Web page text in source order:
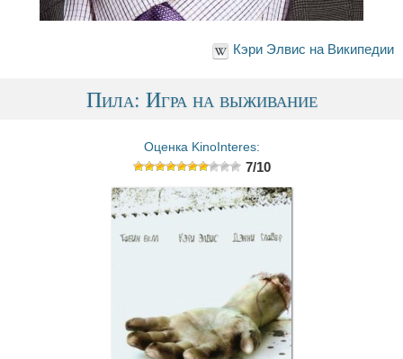
Кэри Элвис на Википедии
Пила: Игра на выживание
Оценка KinoInteres:
7/10